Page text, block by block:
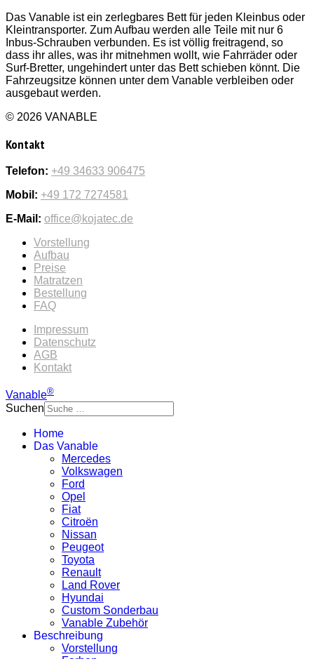
Das Vanable ist ein zerlegbares Bett für jeden Kleinbus oder
Kleintransporter. Zum Aufbau werden alle Teile mit nur 6
Inbus-Schrauben verbunden. Es ist völlig freitragend, so
dass ihr alles, was ihr mitnehmen wollt, wie Fahrräder oder
Surf-Bretter, ungehindert unter das Bett schieben könnt. Die
Fahrzeugsitze können unter dem Vanable verbleiben oder
ausgebaut werden.
© 2026 VANABLE
Kontakt
Telefon: +49 34633 906475
Mobil: +49 172 7274581
E-Mail: office@kojatec.de
Vorstellung
Aufbau
Preise
Matratzen
Bestellung
FAQ
Impressum
Datenschutz
AGB
Kontakt
Vanable®
Suchen
Home
Das Vanable
Mercedes
Volkswagen
Ford
Opel
Fiat
Citroën
Nissan
Peugeot
Toyota
Renault
Land Rover
Hyundai
Custom Sonderbau
Vanable Zubehör
Beschreibung
Vorstellung